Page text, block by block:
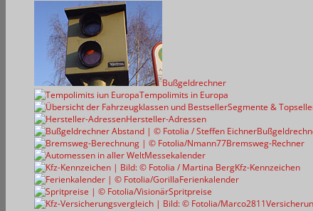
Bußgeldrechner
Tempolimits in Europa
Segmente &
Hersteller-Adressen
Bremsweg-Rechner
Messekalender
Kfz-Kennzeichen
Ferienkalender
Spritpreise